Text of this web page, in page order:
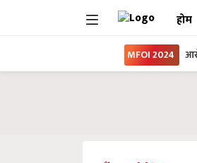
होम
MFOI 2024